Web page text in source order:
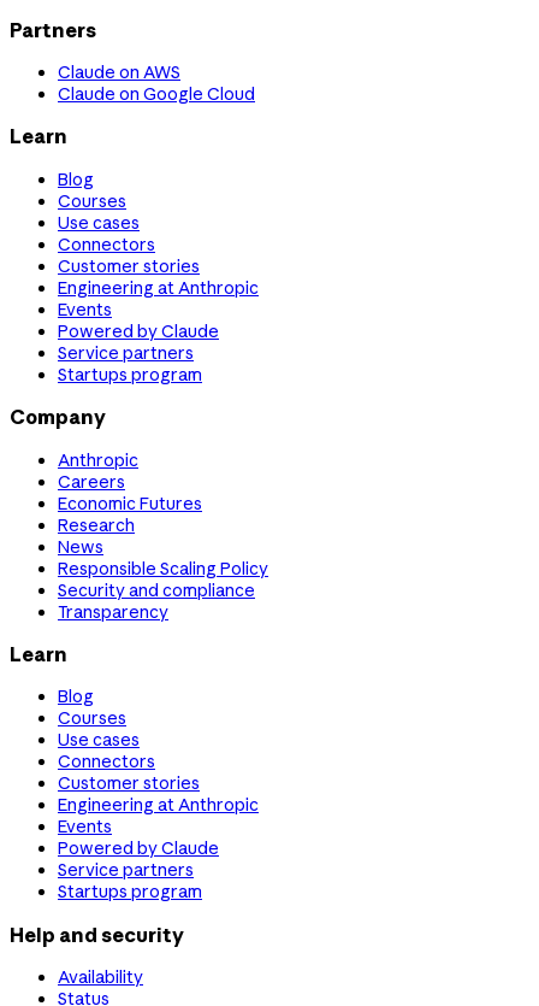
Partners
Claude on AWS
Claude on Google Cloud
Learn
Blog
Courses
Use cases
Connectors
Customer stories
Engineering at Anthropic
Events
Powered by Claude
Service partners
Startups program
Company
Anthropic
Careers
Economic Futures
Research
News
Responsible Scaling Policy
Security and compliance
Transparency
Learn
Blog
Courses
Use cases
Connectors
Customer stories
Engineering at Anthropic
Events
Powered by Claude
Service partners
Startups program
Help and security
Availability
Status